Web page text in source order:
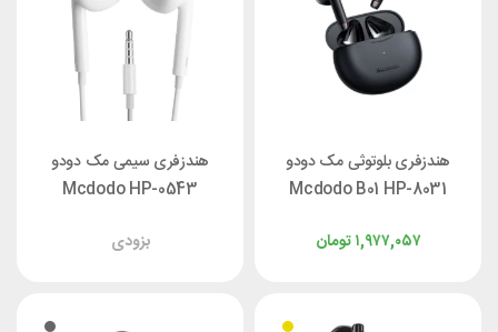
هندزفری بلوتوثی مک دودو
Mcdodo B01 HP-8031
تومان۱,۹۷۷,۰۵۷
هندزفری سیمی مک دودو
Mcdodo HP-0543
بزودی